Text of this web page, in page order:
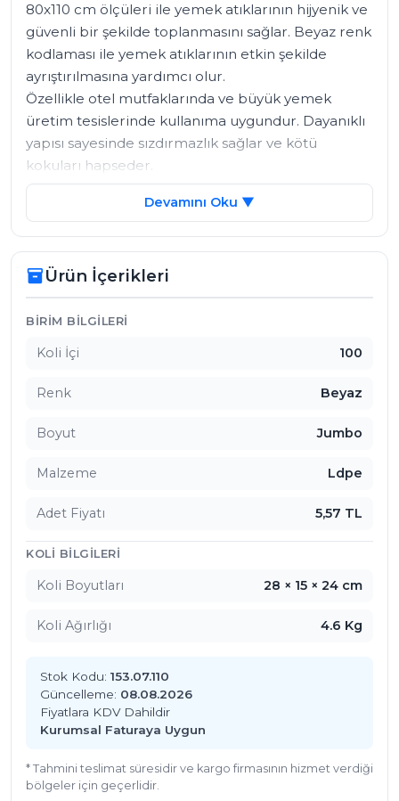
80x110 cm ölçüleri ile yemek atıklarının hijyenik ve
güvenli bir şekilde toplanmasını sağlar. Beyaz renk
kodlaması ile yemek atıklarının etkin şekilde
ayrıştırılmasına yardımcı olur.
Özellikle otel mutfaklarında ve büyük yemek
üretim tesislerinde kullanıma uygundur. Dayanıklı
yapısı sayesinde sızdırmazlık sağlar ve kötü
kokuları hapseder.
Sıfır Atık Yönetmeliği'ne Uygunluk
Sıfır Atık Yönetmeliği, atıkların kaynağında
ayrıştırılmasını ve geri dönüştürülebilir atıkların
yönetilmesini amaçlar. Merçöp Jumbo Pro Beyaz
Bio Çöp Torbası, yemek atıklarının toplanması
amacıyla beyaz renk koduna uygun olarak
üretilmiştir.
vermez ve sürdürülebilir bir çözüm sunar?.
Kullanım Alanları
atıklarının ayrıştırılmasında kullanılır, otel
Restoranlar: Günlük yemek atıklarının güvenli bir
şekilde toplanmasını sağlar.
yemek üretiminden kaynaklanan atıkların güvenle
Atık Yönetmeliği'ne tam uyumlu olarak üretilmiş,
yemek atıklarının hijyenik bir şekilde toplanmasını
sağlar. Beyaz renk kodlaması ile ayrıştırmayı
çevreye zarar vermez.
80x110 cm ölçüleri ile 90 litre çöp kovalarında
Devamını Oku ▼
inventory_2Ürün İçerikleri
Ürün İçerikleri
BIRIM BILGILERI
Koli İçi 100
Renk Beyaz
Boyut Jumbo
Malzeme Ldpe
Adet Fiyatı 5,57 TL
KOLI BILGILERI
Koli Boyutları 28 × 15 × 24 cm
Koli Ağırlığı 4.6 Kg
Stok Kodu: 153.07.110
Güncelleme: 08.08.2026
Fiyatlara KDV Dahildir
Kurumsal Faturaya Uygun
* Tahmini teslimat süresidir ve kargo firmasının hizmet verdiği
bölgeler için geçerlidir.